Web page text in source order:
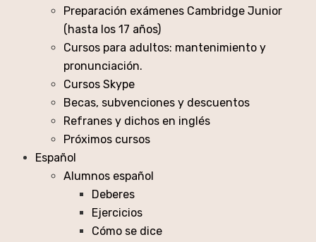
Preparación exámenes Cambridge Junior
(hasta los 17 años)
Cursos para adultos: mantenimiento y
pronunciación.
Cursos Skype
Becas, subvenciones y descuentos
Refranes y dichos en inglés
Próximos cursos
Español
Alumnos español
Deberes
Ejercicios
Cómo se dice